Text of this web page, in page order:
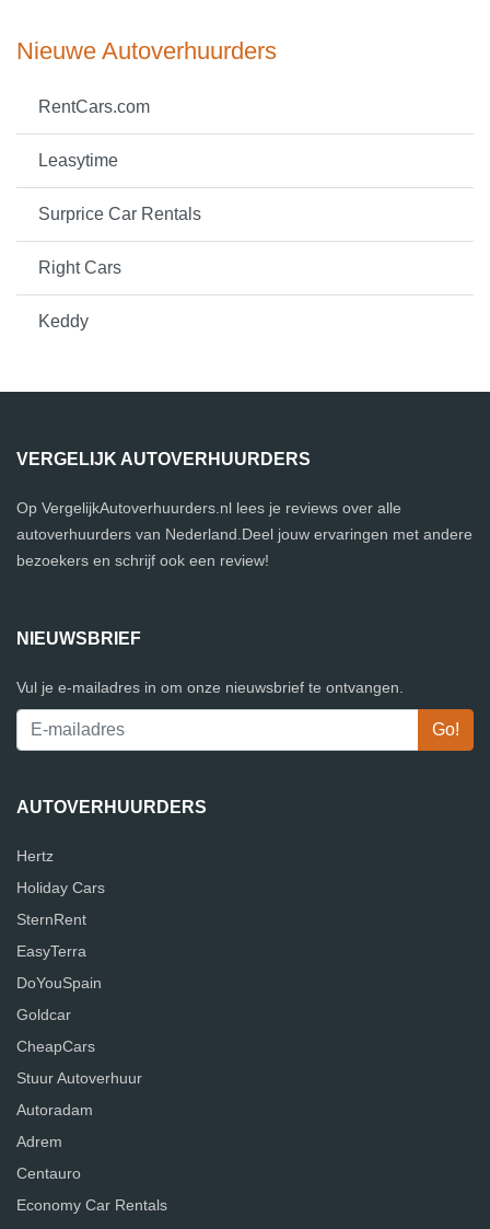
Nieuwe Autoverhuurders
RentCars.com
Leasytime
Surprice Car Rentals
Right Cars
Keddy
VERGELIJK AUTOVERHUURDERS
Op VergelijkAutoverhuurders.nl lees je reviews over alle
autoverhuurders van Nederland.Deel jouw ervaringen met andere
bezoekers en schrijf ook een review!
NIEUWSBRIEF
Vul je e-mailadres in om onze nieuwsbrief te ontvangen.
AUTOVERHUURDERS
Hertz
Holiday Cars
SternRent
EasyTerra
DoYouSpain
Goldcar
CheapCars
Stuur Autoverhuur
Autoradam
Adrem
Centauro
Economy Car Rentals